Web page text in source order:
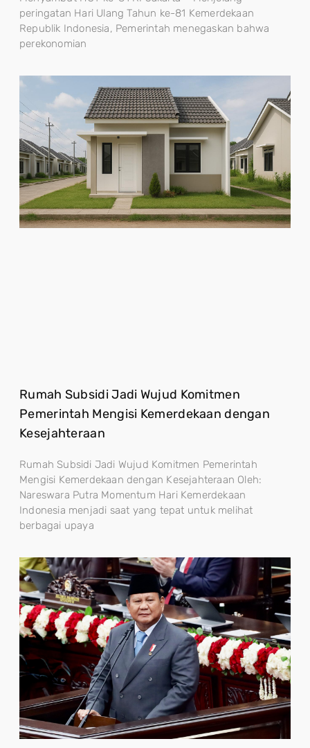
peringatan Hari Ulang Tahun ke-81 Kemerdekaan
Republik Indonesia, Pemerintah menegaskan bahwa
perekonomian
Rumah Subsidi Jadi Wujud Komitmen
Pemerintah Mengisi Kemerdekaan dengan
Kesejahteraan
Rumah Subsidi Jadi Wujud Komitmen Pemerintah
Mengisi Kemerdekaan dengan Kesejahteraan Oleh:
Nareswara Putra Momentum Hari Kemerdekaan
Indonesia menjadi saat yang tepat untuk melihat
berbagai upaya